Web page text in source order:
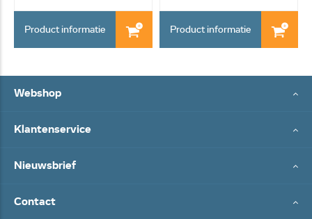
Product informatie Product informatie
Webshop
Klantenservice
Nieuwsbrief
Contact